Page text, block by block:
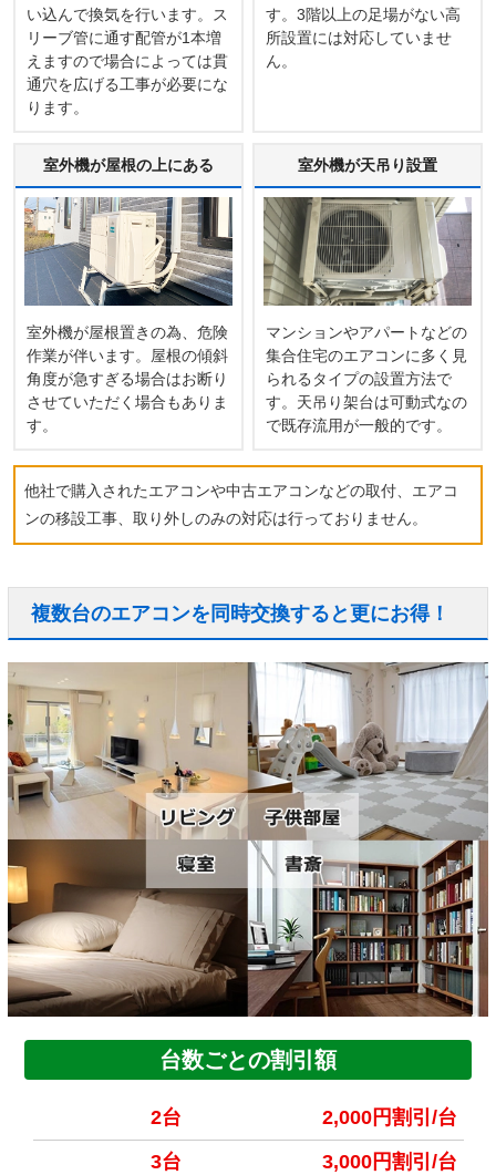
い込んで換気を行います。ス
リーブ管に通す配管が1本増
えますので場合によっては貫
通穴を広げる工事が必要にな
ります。
す。3階以上の足場がない高
所設置には対応していませ
ん。
室外機が屋根の上にある
室外機が屋根置きの為、危険
作業が伴います。屋根の傾斜
角度が急すぎる場合はお断り
させていただく場合もありま
す。
室外機が天吊り設置
マンションやアパートなどの
集合住宅のエアコンに多く見
られるタイプの設置方法で
す。天吊り架台は可動式なの
で既存流用が一般的です。
他社で購入されたエアコンや中古エアコンなどの取付、エアコ
ンの移設工事、取り外しのみの対応は行っておりません。
複数台のエアコンを同時交換すると更にお得！
台数ごとの割引額
2台
2,000円割引/台
3台
3,000円割引/台